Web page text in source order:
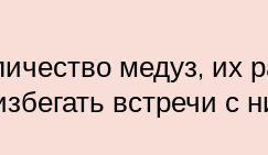
медуз, их
встречи